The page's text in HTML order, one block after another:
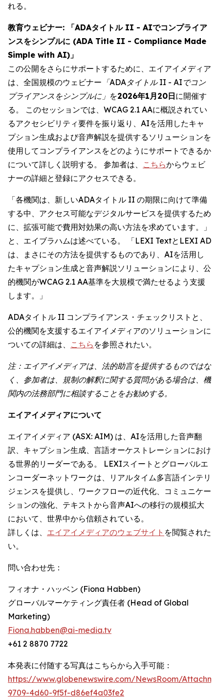
れる。
教育ウェビナー: 「ADAタイトル II - AIでコンプライア
ンスをシンプルに (ADA Title II - Compliance Made
Simple with AI)」
この公開をさらにサポートするために、エイアイメディア
は、全国規模のウェビナー 「ADAタイトル II - AIでコン
プライアンスをシンプルに」 を2026年1月20日に開催す
る。 このセッションでは、WCAG 2.1 AAに概説されてい
るアクセシビリティ要件を振り返り、AIを活用したキャ
プション生成および音声解説を提供するソリューションを
使用してコンプライアンスをどのようにサポートできるか
について詳しく説明する。 参加者は、 こちらからウェビ
ナーの詳細と登録にアクセスできる。
「各機関は、新しいADAタイトル II の期限に向けて準備
する中、アクセス可能なデジタルサービスを提供するため
に、拡張可能で費用対効果の高い方法を求めています。」
と、エイブラハムは述べている。 「LEXI TextとLEXI AD
は、まさにその方法を提供するものであり、AIを活用し
たキャプション生成と音声解説ソリューションにより、公
的機関がWCAG 2.1 AA基準を大規模で満たせるよう支援
します。」
ADAタイトル II コンプライアンス・チェックリストと、
公的機関を支援するエイアイメディアのソリューションに
ついての詳細は、 こちら を参照されたい。
注：エイアイメディアは、法的助言を提供するものではな
く、参加者は、規制の解釈に関する質問がある場合は、機
関内の法務部門に相談することをお勧めする。
エイアイメディアについて
エイアイメディア (ASX: AIM) は、AIを活用した音声翻
訳、キャプション生成、言語オーケストレーションにおけ
る世界的リーダーである。 LEXIスイートとグローバルエ
ンコーダーネットワークは、リアルタイム多言語インテリ
ジェンスを提供し、ワークフローの近代化、コミュニケー
ションの強化、テキストから音声AIへの移行の規模拡大
において、世界中から信頼されている。
詳しくは、 エイアイメディアのウェブサイト を閲覧された
い。
問い合わせ先：
フィオナ・ハッベン (Fiona Habben)
グローバルマーケティング責任者 (Head of Global
Marketing)
Fiona.habben@ai-media.tv
+61 2 8870 7722
本発表に付随する写真はこちらから入手可能：
https://www.globenewswire.com/NewsRoom/
9709-4d60-9f5f-d86ef4a03fe2